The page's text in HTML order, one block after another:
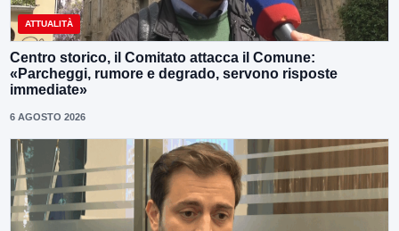
ATTUALITÀ
Centro storico, il Comitato attacca il Comune:
«Parcheggi, rumore e degrado, servono risposte
immediate»
6 AGOSTO 2026